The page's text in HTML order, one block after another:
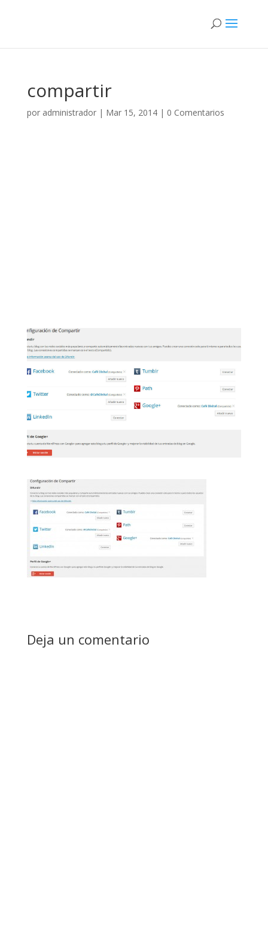
compartir
por administrador| Mar 15, 2014| 0 Comentarios
Deja un comentario